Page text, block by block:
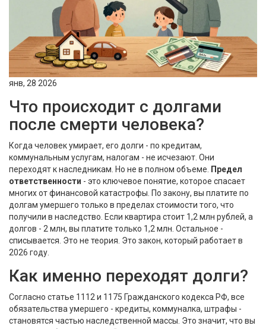
янв, 28 2026
Что происходит с долгами
после смерти человека?
Когда человек умирает, его долги - по кредитам,
коммунальным услугам, налогам - не исчезают. Они
переходят к наследникам. Но не в полном объеме.
Предел
ответственности - это ключевое понятие, которое спасает
многих от финансовой катастрофы. По закону, вы платите по
долгам умершего только в пределах стоимости того, что
получили в наследство. Если квартира стоит 1,2 млн рублей, а
долгов - 2 млн, вы платите только 1,2 млн. Остальное -
списывается. Это не теория. Это закон, который работает в
2026 году.
Как именно переходят долги?
Согласно статье 1112 и 1175 Гражданского кодекса РФ, все
обязательства умершего - кредиты, коммуналка, штрафы -
становятся частью наследственной массы. Это значит, что вы